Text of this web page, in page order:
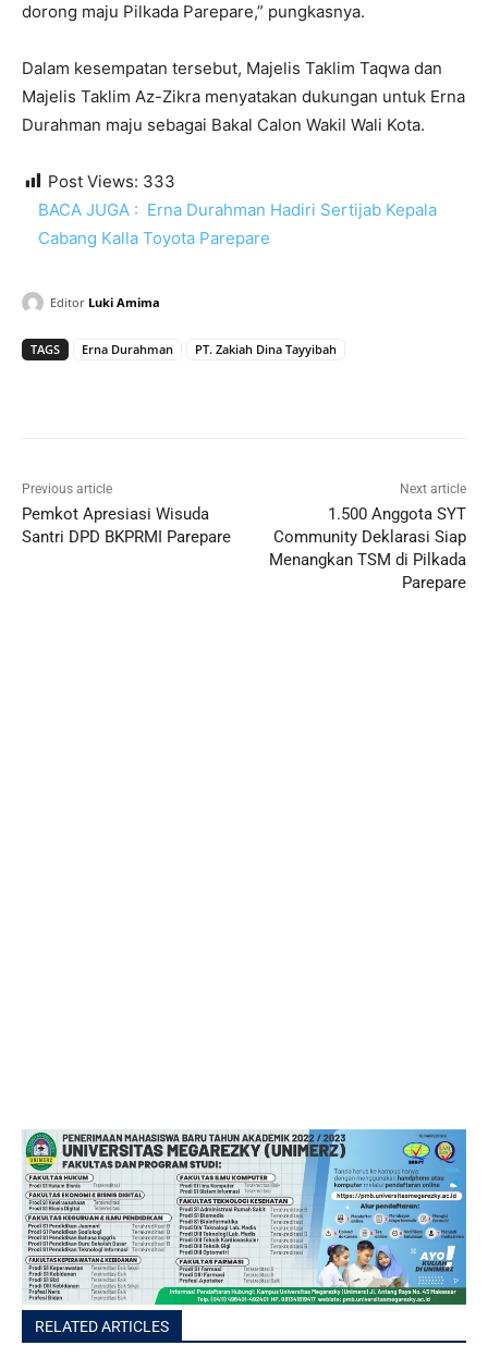
dorong maju Pilkada Parepare,” pungkasnya.
Dalam kesempatan tersebut, Majelis Taklim Taqwa dan
Majelis Taklim Az-Zikra menyatakan dukungan untuk Erna
Durahman maju sebagai Bakal Calon Wakil Wali Kota.
Post Views: 333
BACA JUGA : Erna Durahman Hadiri Sertijab Kepala
Cabang Kalla Toyota Parepare
Editor Luki Amima
TAGS Erna Durahman PT. Zakiah Dina Tayyibah
Previous article
Pemkot Apresiasi Wisuda
Santri DPD BKPRMI Parepare
Next article
1.500 Anggota SYT
Community Deklarasi Siap
Menangkan TSM di Pilkada
Parepare
RELATED ARTICLES